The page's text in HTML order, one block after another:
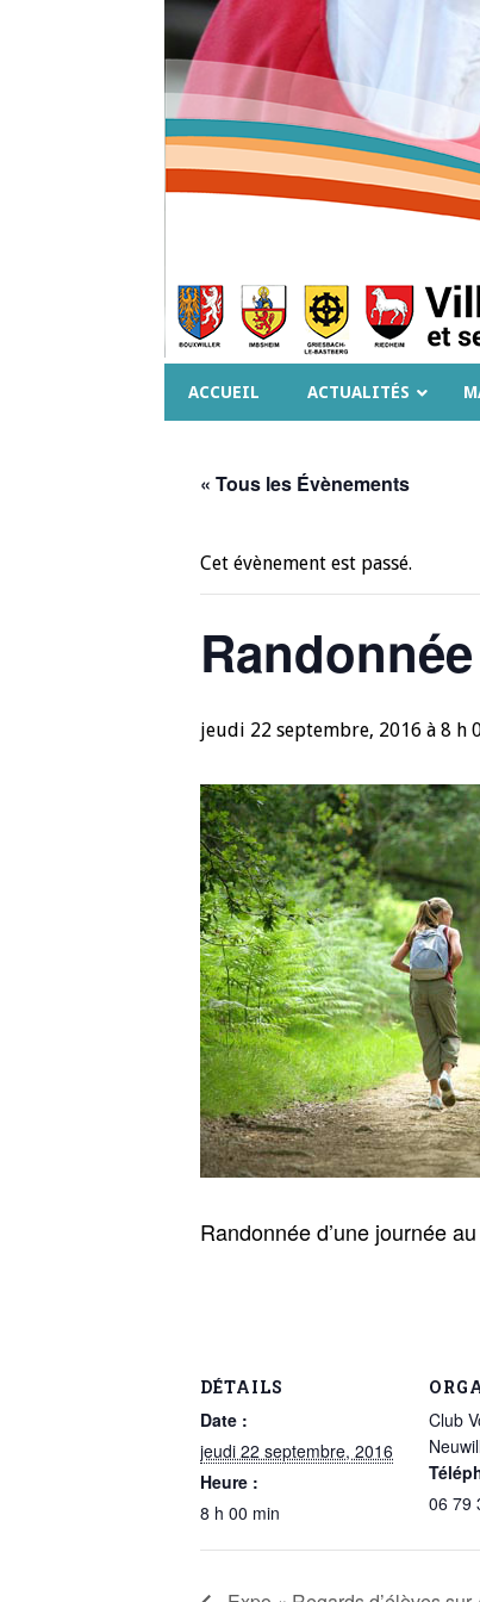
ACCUEIL ACTUALITÉS
« Tous les Évènements
Cet évènement est passé.
jeudi 22 septembre, 2016 à 8 h
Randonnée d’une journée
DÉTAILS
Date :
jeudi 22 septembre, 2016
Heure :
8 h 00 min
Club
06 79